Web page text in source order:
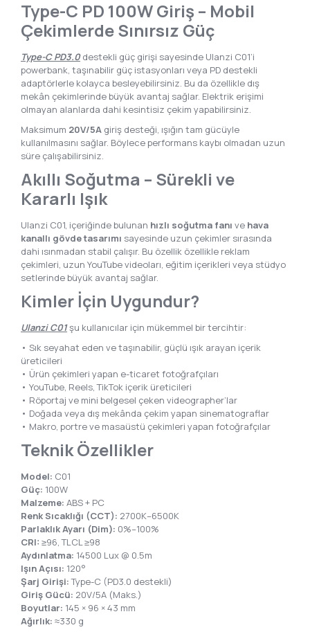
Type-C PD 100W Giriş – Mobil
Çekimlerde Sınırsız Güç
Type-C PD3.0destekli güç girişi sayesinde Ulanzi C01’i
powerbank, taşınabilir güç istasyonları veya PD destekli
adaptörlerle kolayca besleyebilirsiniz. Bu da özellikle dış
mekân çekimlerinde büyük avantaj sağlar. Elektrik erişimi
olmayan alanlarda dahi kesintisiz çekim yapabilirsiniz.
Maksimum 20V/5A giriş desteği, ışığın tam gücüyle
kullanılmasını sağlar. Böylece performans kaybı olmadan uzun
süre çalışabilirsiniz.
Akıllı Soğutma – Sürekli ve
Kararlı Işık
Ulanzi C01, içeriğinde bulunan hızlı soğutma fanı ve hava
kanallı gövde tasarımı sayesinde uzun çekimler sırasında
dahi ısınmadan stabil çalışır. Bu özellik özellikle reklam
çekimleri, uzun YouTube videoları, eğitim içerikleri veya stüdyo
setlerinde büyük avantaj sağlar.
Kimler İçin Uygundur?
Ulanzi C01şu kullanıcılar için mükemmel bir tercihtir:
• Sık seyahat eden ve taşınabilir, güçlü ışık arayan içerik
üreticileri
• Ürün çekimleri yapan e-ticaret fotoğrafçıları
• YouTube, Reels, TikTok içerik üreticileri
• Röportaj ve mini belgesel çeken videographer’lar
• Doğada veya dış mekânda çekim yapan sinematograflar
• Makro, portre ve masaüstü çekimleri yapan fotoğrafçılar
Teknik Özellikler
Model: C01
Güç: 100W
Malzeme: ABS + PC
Renk Sıcaklığı (CCT): 2700K–6500K
Parlaklık Ayarı (Dim): 0%–100%
CRI: ≥96, TLCL ≥98
Aydınlatma: 14500 Lux @ 0.5m
Işın Açısı: 120°
Şarj Girişi:Type-C (PD3.0 destekli)
Giriş Gücü: 20V/5A (Maks.)
Boyutlar: 145 × 96 × 43 mm
Ağırlık: ≈330 g